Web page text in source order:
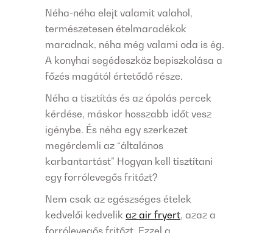
Néha-néha elejt valamit valahol,
természetesen ételmaradékok
maradnak, néha még valami oda is ég.
A konyhai segédeszköz bepiszkolása a
főzés magától értetődő része.
Néha a tisztítás és az ápolás percek
kérdése, máskor hosszabb időt vesz
igénybe. És néha egy szerkezet
megérdemli az “általános
karbantartást” Hogyan kell tisztítani
egy forrólevegős fritőzt?
Nem csak az egészséges ételek
kedvelői kedvelik az air fryert, azaz a
forrólevegős fritőzt. Ezzel a